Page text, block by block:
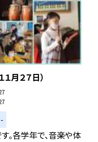
月２７日）
。各学年で、音楽や体